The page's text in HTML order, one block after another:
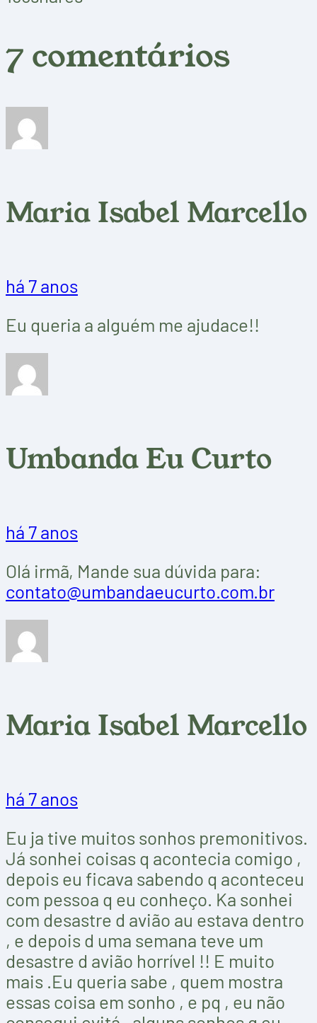
7 comentários
Maria Isabel Marcello
há 7 anos
Eu queria a alguém me ajudace!!
Umbanda Eu Curto
há 7 anos
Olá irmã, Mande sua dúvida para:
contato@umbandaeucurto.com.br
Maria Isabel Marcello
há 7 anos
Eu ja tive muitos sonhos premonitivos.
Já sonhei coisas q acontecia comigo ,
depois eu ficava sabendo q aconteceu
com pessoa q eu conheço. Ka sonhei
com desastre d avião au estava dentro
, e depois d uma semana teve um
desastre d avião horrível !! E muito
mais .Eu queria sabe , quem mostra
essas coisa em sonho , e pq , eu não